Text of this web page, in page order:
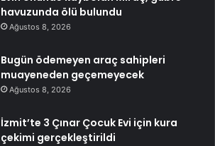
havuzunda ölü bulundu
Ağustos 8, 2026
Bugün ödemeyen araç sahipleri
muayeneden geçemeyecek
Ağustos 8, 2026
İzmit’te 3 Çınar Çocuk Evi için kura
çekimi gerçekleştirildi